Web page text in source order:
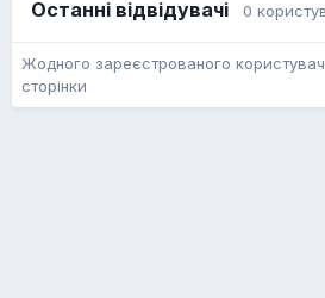
Останні відвідувачі 0
Жодного зареєстрованого
сторінки